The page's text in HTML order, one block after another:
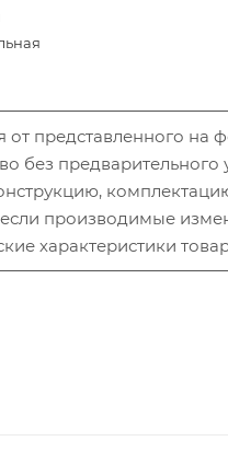
от представленного на
без
производимые
характеристики